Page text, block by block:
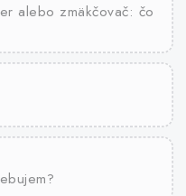
alebo zmäkčovač: čo